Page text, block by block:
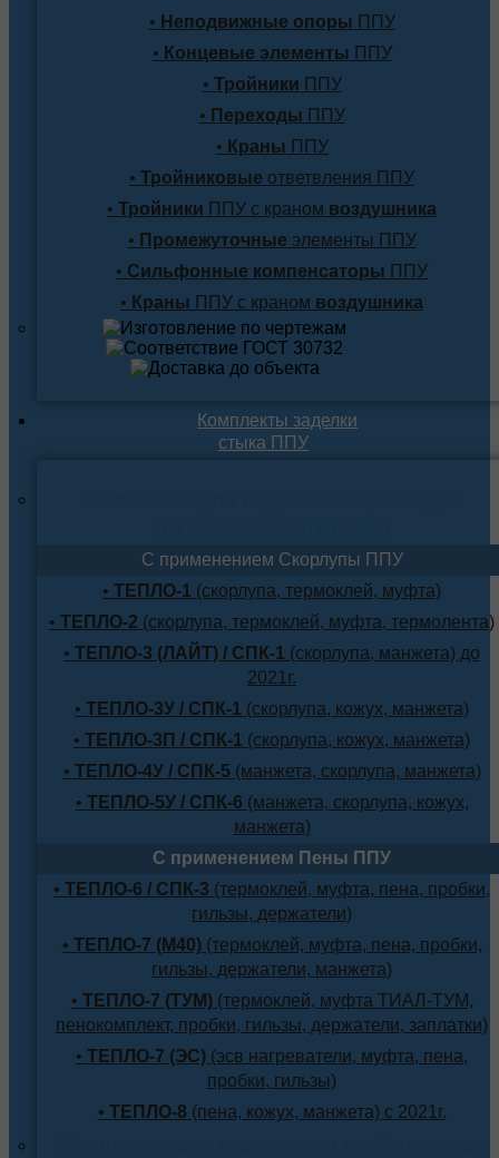
• Неподвижные опоры ППУ
• Концевые элементы ППУ
• Тройники ППУ
• Переходы ППУ
• Краны ППУ
• Тройниковые ответвления ППУ
• Тройники ППУ с краном воздушника
• Промежуточные элементы ППУ
• Сильфонные компенсаторы ППУ
• Краны ППУ с краном воздушника
Комплекты заделки
стыка ППУ
С применением Скорлупы ППУ
• ТЕПЛО-1 (скорлупа, термоклей, муфта)
• ТЕПЛО-2 (скорлупа, термоклей, муфта, термолента)
• ТЕПЛО-3 (ЛАЙТ) / СПК-1 (скорлупа, манжета) до
2021г.
• ТЕПЛО-3У / СПК-1 (скорлупа, кожух, манжета)
• ТЕПЛО-3П / СПК-1 (скорлупа, кожух, манжета)
• ТЕПЛО-4У / СПК-5 (манжета, скорлупа, манжета)
• ТЕПЛО-5У / СПК-6 (манжета, скорлупа, кожух,
манжета)
С применением Пены ППУ
• ТЕПЛО-6 / СПК-3 (термоклей, муфта, пена, пробки,
гильзы, держатели)
• ТЕПЛО-7 (М40)(термоклей, муфта, пена, пробки,
гильзы, держатели, манжета)
• ТЕПЛО-7 (ТУМ)(термоклей, муфта ТИАЛ-ТУМ,
пенокомплект, пробки, гильзы, держатели, заплатки)
• ТЕПЛО-7 (ЭС) (эсв нагреватели, муфта, пена,
пробки, гильзы)
• ТЕПЛО-8 (пена, кожух, манжета) с 2021г.